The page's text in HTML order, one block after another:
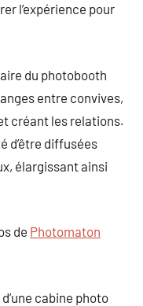
l’expérience pour
du photobooth
entre convives,
créant les relations.
d’être diffusées
élargissant ainsi
de Photomaton
cabine photo